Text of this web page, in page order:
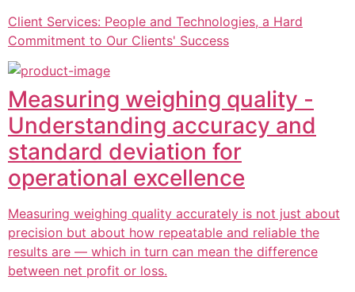
Client Services: People and Technologies, a Hard
Commitment to Our Clients' Success
Measuring weighing quality -
Understanding accuracy and
standard deviation for
operational excellence
Measuring weighing quality accurately is not just about
precision but about how repeatable and reliable the
results are — which in turn can mean the difference
between net profit or loss.